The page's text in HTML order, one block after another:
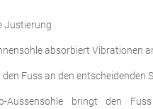
Justierung
absorbiert Vibrationen
Fuss an den entscheidenden
Aussensohle bringt den